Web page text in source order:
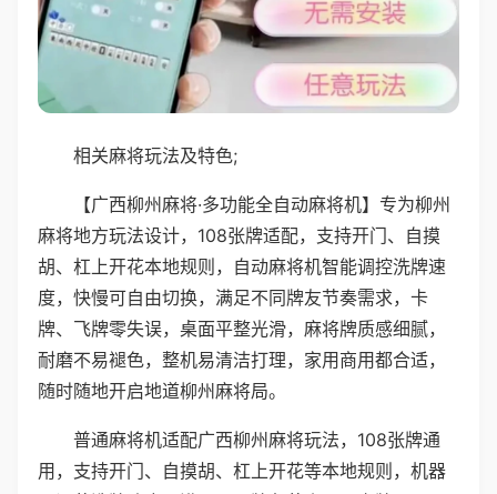
相关麻将玩法及特色;
【广西柳州麻将·多功能全自动麻将机】专为柳州
麻将地方玩法设计，108张牌适配，支持开门、自摸
胡、杠上开花本地规则，自动麻将机智能调控洗牌速
度，快慢可自由切换，满足不同牌友节奏需求，卡
牌、飞牌零失误，桌面平整光滑，麻将牌质感细腻，
耐磨不易褪色，整机易清洁打理，家用商用都合适，
随时随地开启地道柳州麻将局。
普通麻将机适配广西柳州麻将玩法，108张牌通
用，支持开门、自摸胡、杠上开花等本地规则，机器